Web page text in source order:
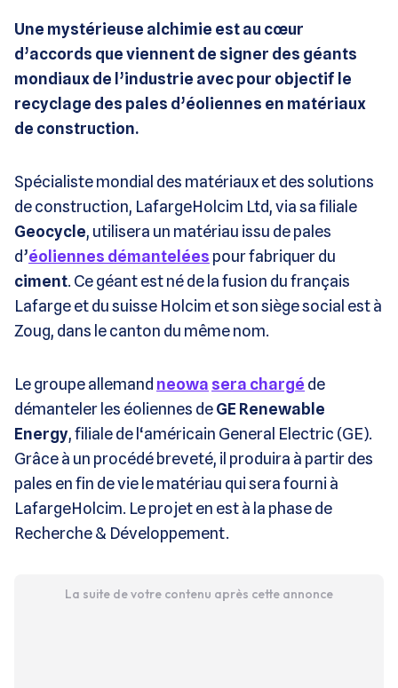
Une mystérieuse alchimie est au cœur
d’accords que viennent de signer des géants
mondiaux de l’industrie avec pour objectif le
recyclage des pales d’éoliennes en matériaux
de construction.
Spécialiste mondial des matériaux et des solutions
de construction, LafargeHolcim Ltd, via sa filiale
Geocycle, utilisera un matériau issu de pales
d’éoliennes démantelées pour fabriquer du
ciment. Ce géant est né de la fusion du français
Lafarge et du suisse Holcim et son siège social est à
Zoug, dans le canton du même nom.
Le groupe allemand neowa sera chargé de
démanteler les éoliennes deGE Renewable
Energy, filiale de l‘américain General Electric (GE).
Grâce à un procédé breveté, il produira à partir des
pales en fin de vie le matériau qui sera fourni à
LafargeHolcim. Le projet en est à la phase de
Recherche & Développement.
La suite de votre contenu après cette annonce